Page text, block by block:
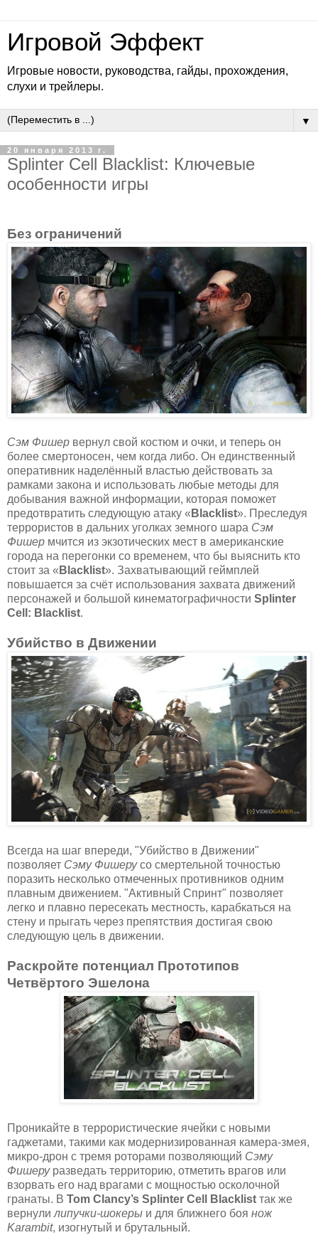
Игровой Эффект
Игровые новости, руководства, гайды, прохождения,
слухи и трейлеры.
▼
20 января 2013 г.
Splinter Cell Blacklist: Ключевые
особенности игры
Без ограничений
Сэм Фишер вернул свой костюм и очки, и теперь он
более смертоносен, чем когда либо. Он единственный
оперативник наделённый властью действовать за
рамками закона и использовать любые методы для
добывания важной информации, которая поможет
предотвратить следующую атаку « Blacklist». Преследуя
террористов в дальних уголках земного шара Сэм
Фишер мчится из экзотических мест в американские
города на перегонки со временем, что бы выяснить кто
стоит за « Blacklist». Захватывающий геймплей
повышается за счёт использования захвата движений
персонажей и большой кинематографичности Splinter
Cell: Blacklist.
Убийство в Движении
Всегда на шаг впереди, "Убийство в Движении"
позволяет Сэму Фишерусо смертельной точностью
поразить несколько отмеченных противников одним
плавным движением. "Активный Спринт" позволяет
легко и плавно пересекать местность, карабкаться на
стену и прыгать через препятствия достигая свою
следующую цель в движении.
Раскройте потенциал Прототипов
Четвёртого Эшелона
Проникайте в террористические ячейки с новыми
гаджетами, такими как модернизированная камера-змея,
микро-дрон с тремя роторами позволяющий Сэму
Фишеруразведать территорию, отметить врагов или
взорвать его над врагами с мощностью осколочной
гранаты. В Tom Clancy’s Splinter Cell Blacklist так же
вернули липучки-шокеры и для ближнего боя нож
Karambit, изогнутый и брутальный.